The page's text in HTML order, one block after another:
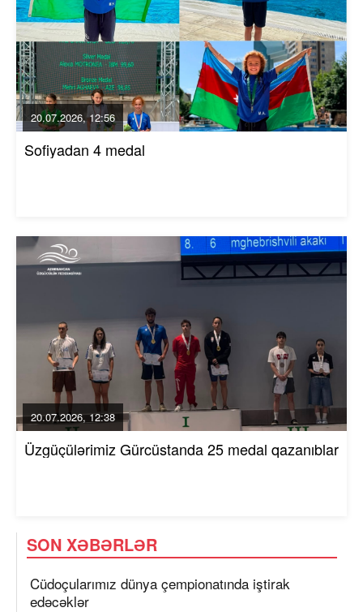
20.07.2026, 12:56
Sofiyadan 4 medal
20.07.2026, 12:38
Üzgüçülərimiz Gürcüstanda 25 medal qazanıblar
SON XƏBƏRLƏR
Cüdoçularımız dünya çempionatında iştirak
edəcəklər